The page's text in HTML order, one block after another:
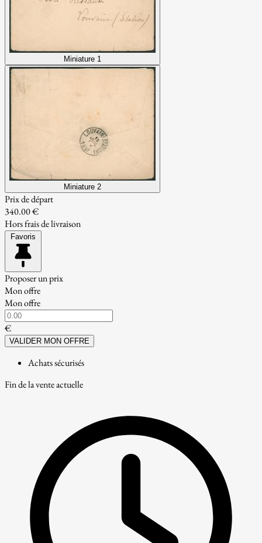
Miniature 1
Miniature 2
Prix de départ
340.00 €
Hors frais de livraison
Favoris
Proposer un prix
Mon offre
Mon offre
€
VALIDER MON OFFRE
Achats sécurisés
Fin de la vente actuelle